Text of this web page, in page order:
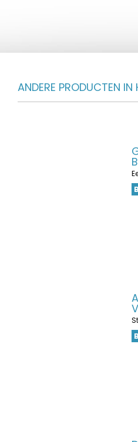
ANDERE PRODUCTEN